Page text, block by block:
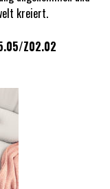
kreiert.
Z02.02